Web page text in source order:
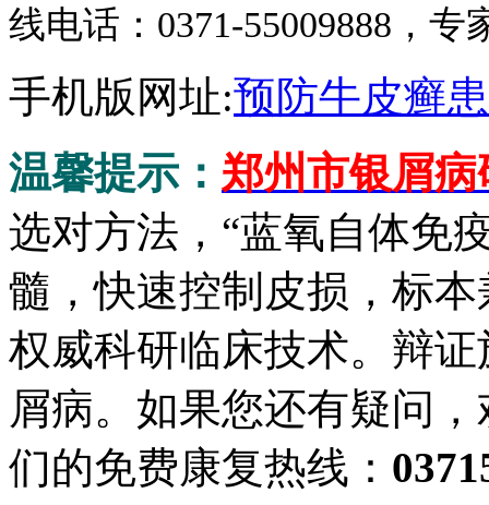
线电话：0371-55009888，
手机版网址:预防牛皮癣
温馨提示： 郑州市银屑病
选对方法，“蓝氧自体免
髓，快速控制皮损，标
权威科研临床技术。辩
屑病。如果您还有疑问
们的免费康复热线：